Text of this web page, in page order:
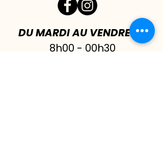
DU MARDI AU VENDREDI|
8h00 - 00h30